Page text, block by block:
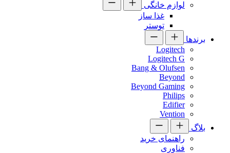
لوازم خانگی
غذا ساز
توستر
برندها
Logitech
Logitech G
Bang & Olufsen
Beyond
Beyond Gaming
Philips
Edifier
Vention
بلاگ
راهنمای خرید
فناوری